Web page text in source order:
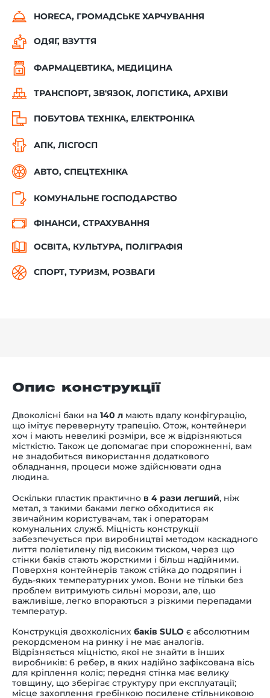
HORECA, ГРОМАДСЬКЕ ХАРЧУВАННЯ
ОДЯГ, ВЗУТТЯ
ФАРМАЦЕВТИКА, МЕДИЦИНА
ТРАНСПОРТ, ЗВ'ЯЗОК, ЛОГІСТИКА, АРХІВИ
ПОБУТОВА ТЕХНІКА, ЕЛЕКТРОНІКА
АПК, ЛІСГОСП
АВТО, СПЕЦТЕХНІКА
КОМУНАЛЬНЕ ГОСПОДАРСТВО
ФІНАНСИ, СТРАХУВАННЯ
ОСВІТА, КУЛЬТУРА, ПОЛІГРАФІЯ
СПОРТ, ТУРИЗМ, РОЗВАГИ
Опис конструкції
Двоколісні баки на 140 л мають вдалу конфігурацію,
що імітує перевернуту трапецію. Отож, контейнери
хоч і мають невеликі розміри, все ж відрізняються
місткістю. Також це допомагає при спорожненні, вам
не знадобиться використання додаткового
обладнання, процеси може здійснювати одна
людина.
Оскільки пластик практично в 4 рази легший, ніж
метал, з такими баками легко обходитися як
звичайним користувачам, так і операторам
комунальних служб. Міцність конструкції
забезпечується при виробництві методом каскадного
лиття поліетилену під високим тиском, через що
стінки баків стають жорсткими і більш надійними.
Поверхня контейнерів також стійка до подряпин і
будь-яких температурних умов. Вони не тільки без
проблем витримують сильні морози, але, що
важливіше, легко впораються з різкими перепадами
температур.
Конструкція двохколісних баків SULO є абсолютним
рекордсменом на ринку і не має аналогів.
Відрізняється міцністю, якої не знайти в інших
виробників: 6 ребер, в яких надійно зафіксована вісь
для кріплення коліс; передня стінка має велику
товщину, що зберігає структуру при експлуатації;
місце захоплення гребінкою посилене стільниковою